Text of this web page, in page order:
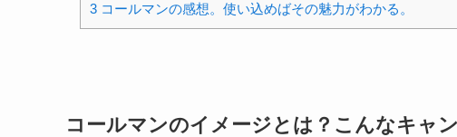
3 コールマンの感想。使い込めばその魅力がわかる。
コールマンのイメージとは？こんなキャ